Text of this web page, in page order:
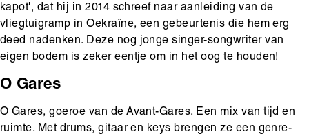
kapot', dat hij in 2014 schreef naar aanleiding van de
vliegtuigramp in Oekraïne, een gebeurtenis die hem erg
deed nadenken. Deze nog jonge singer-songwriter van
eigen bodem is zeker eentje om in het oog te houden!
O Gares
O Gares, goeroe van de Avant-Gares. Een mix van tijd en
ruimte. Met drums, gitaar en keys brengen ze een genre-